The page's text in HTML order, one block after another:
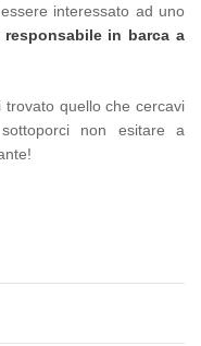
interessato ad uno
responsabile in barca a
quello che cercavi
non esitare a